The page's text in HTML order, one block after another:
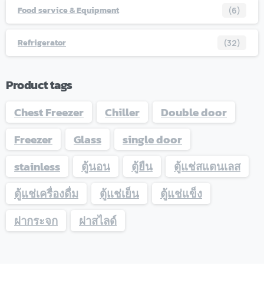
Food service & Equipment (6)
Refrigerator (32)
Product tags
Chest Freezer Chiller
Double door
Freezer
Glass
single door
stainless
ตู้นอน ตู้ยืน
ตู้แช่สแตนเลส
ตู้แช่เครื่องดื่ม
ตู้แช่เย็น
ตู้แช่แข็ง
ฝากระจก
ฝาสไลด์